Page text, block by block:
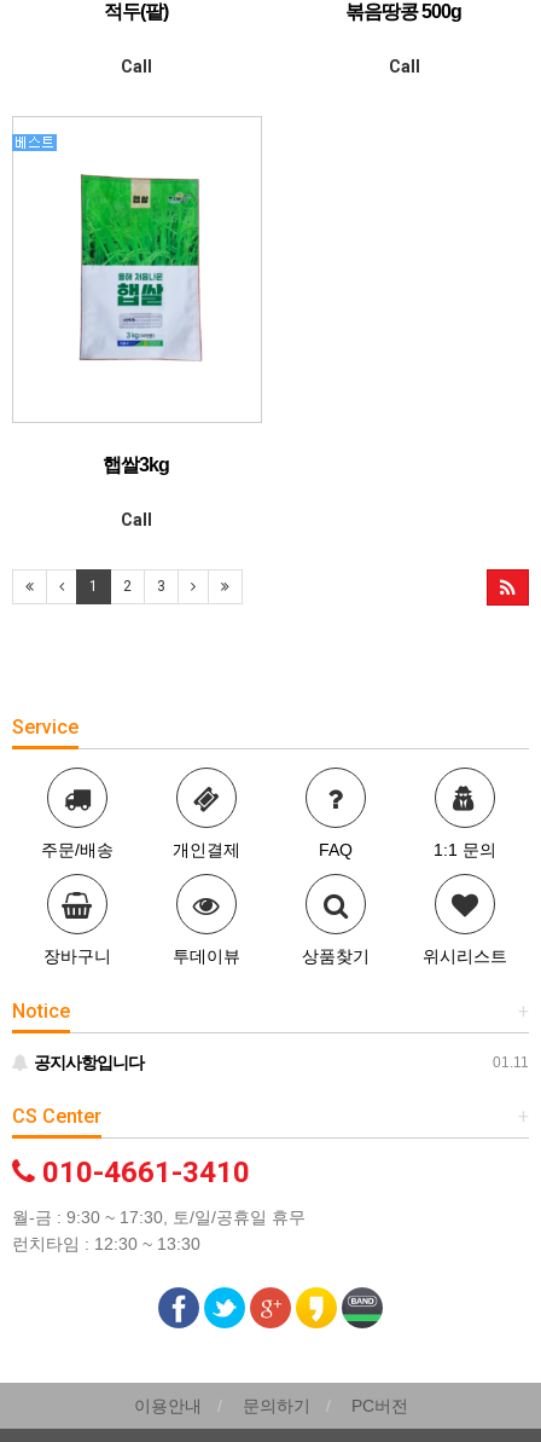
적두(팥)
Call
볶음땅콩 500g
Call
햅쌀3kg
Call
1 2 3
Service
주문/배송 개인결제 FAQ 1:1 문의
장바구니 투데이뷰 상품찾기 위시리스트
+
Notice
01.11
공지사항입니다
+
CS Center
010-4661-3410
월-금 : 9:30 ~ 17:30, 토/일/공휴일 휴무
런치타임 : 12:30 ~ 13:30
이용안내 문의하기 PC버전